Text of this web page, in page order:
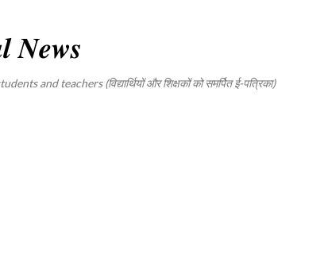
𝑵𝒆𝒘𝒔
and teachers (विद्यार्थियों और शिक्षकों को समर्पित ई-पत्रिका)